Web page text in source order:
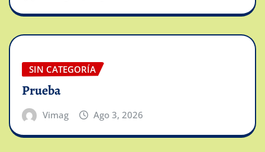
SIN CATEGORÍA
Prueba
Vimag Ago 3, 2026